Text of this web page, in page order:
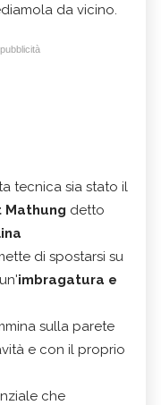
da vicino.
tecnica sia stato il
Mathung detto
di spostarsi su
imbragatura e
sulla parete
e con il proprio
che